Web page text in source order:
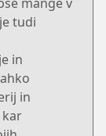
tudi
in
in
kar